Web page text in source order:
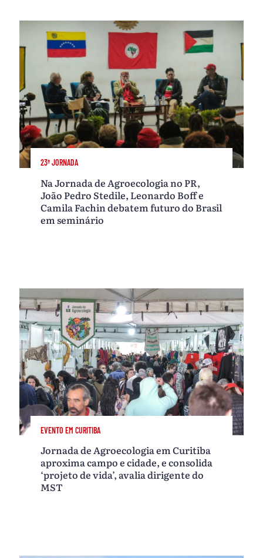
23ª JORNADA
Na Jornada de Agroecologia no PR,
João Pedro Stedile, Leonardo Boff e
Camila Fachin debatem futuro do Brasil
em seminário
EVENTO EM CURITIBA
Jornada de Agroecologia em Curitiba
aproxima campo e cidade, e consolida
‘projeto de vida’, avalia dirigente do
MST